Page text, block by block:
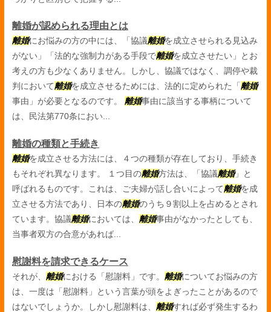
離婚が認められる理由とは
離婚にお悩みの方の中には、「協議離婚を成立させられる見込み
がない」「法的な強制力がある手段で離婚を成立させたい」とお
考えの方も少なくありません。しかし、協議ではなく、調停や裁
判において離婚を成立させるためには、法的に定められた「 離婚
事由」が必要となるのです。 離婚事由に該当する事柄について
は、民法第770条におい...
離婚の種類と手続き
離婚を成立させる方法には、４つの種類が存在しており、手続き
もそれぞれ異なります。 １つ目の離婚方法は、「協議離婚」と
呼ばれるものです。これは、ご夫婦が話し合いによって離婚を成
立させる方法であり、日本の離婚のうち９割以上を占めるとされ
ています。協議離婚においては、 離婚事由がなかったとしても、
当事者双方の合意があれば...
慰謝料を請求できるケース
それが、 離婚における「慰謝料」です。 離婚についてお悩みの方
は、一度は「慰謝料」という言葉が頭をよぎったことがあるので
はないでしょうか。しかし慰謝料は、 離婚すれば必ず発生するわ